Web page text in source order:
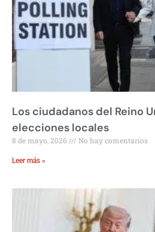
Los ciudadanos del Reino
elecciones locales
8 de mayo, 2026 No hay comentarios
Leer más »